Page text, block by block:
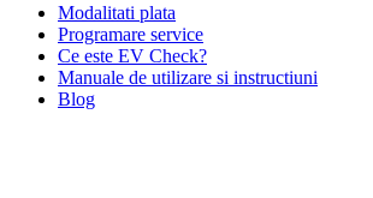
Modalitati plata
Programare service
Ce este EV Check?
Manuale de utilizare si instructiuni
Blog